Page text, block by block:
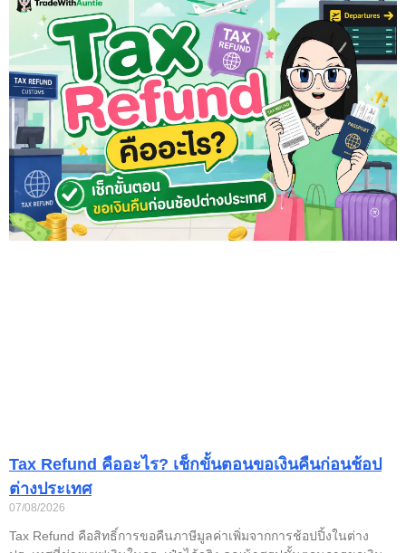
Tax Refund คืออะไร? เช็กขั้นตอนขอเงินคืนก่อนช้อป
ต่างประเทศ
07/08/2026
Tax Refund คือสิทธิ์การขอคืนภาษีมูลค่าเพิ่มจากการช้อปปิ้งในต่าง